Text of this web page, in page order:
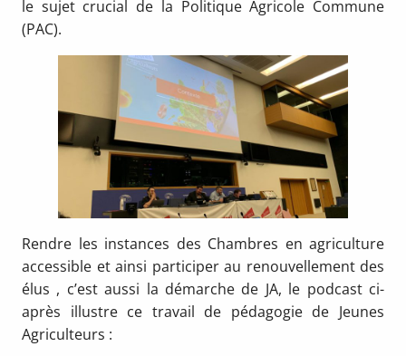
le sujet crucial de la Politique Agricole Commune
(PAC).
Rendre les instances des Chambres en agriculture
accessible et ainsi participer au renouvellement des
élus , c’est aussi la démarche de JA, le podcast ci-
après illustre ce travail de pédagogie de Jeunes
Agriculteurs :